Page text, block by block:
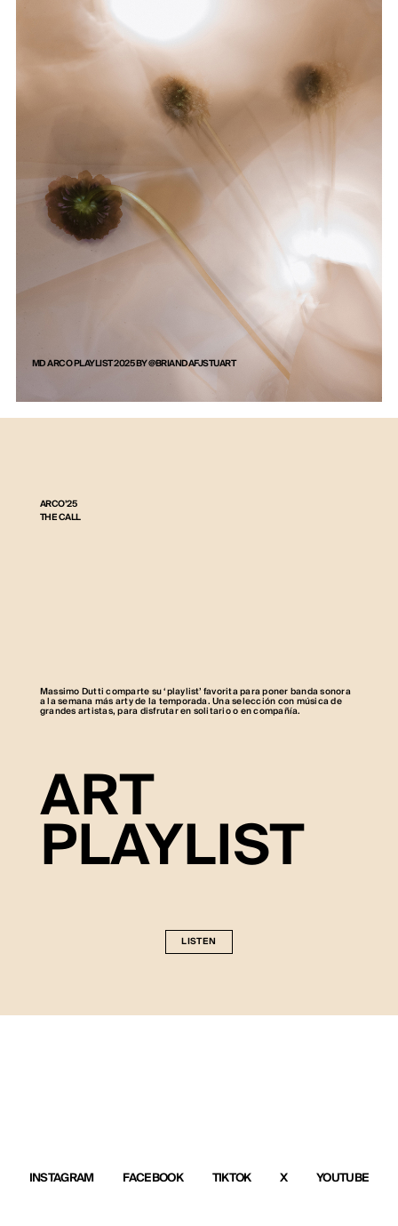
MD ARCO PLAYLIST 2025 BY@BRIANDAFJSTUART
ARCO’25
THE CALL
Massimo Dutti comparte su ‘playlist’ favorita para poner banda sonora
a la semana más arty de la temporada. Una selección con música de
grandes artistas, para disfrutar en solitario o en compañía.
ART
PLAYLIST
LISTEN
INSTAGRAM FACEBOOK TIKTOK X YOUTUBE